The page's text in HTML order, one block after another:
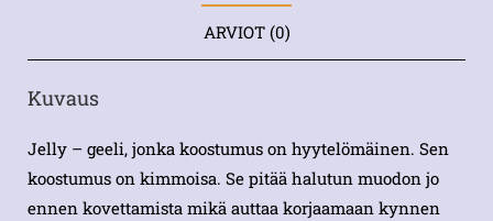
ARVIOT (0)
Kuvaus
Jelly – geeli, jonka koostumus on hyytelömäinen. Sen
koostumus on kimmoisa. Se pitää halutun muodon jo
ennen kovettamista mikä auttaa korjaamaan kynnen